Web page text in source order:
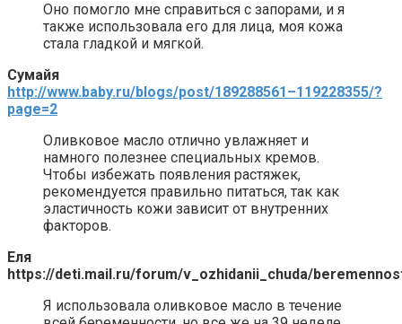
Оно помогло мне справиться с запорами, и я
также использовала его для лица, моя кожа
стала гладкой и мягкой.
Сумайя
http://www.baby.ru/blogs/post/189288561–119228355/?
page=2
Оливковое масло отлично увлажняет и
намного полезнее специальных кремов.
Чтобы избежать появления растяжек,
рекомендуется правильно питаться, так как
эластичность кожи зависит от внутренних
факторов.
Еля
https://deti.mail.ru/forum/v_ozhidanii_chuda/
Я использовала оливковое масло в течение